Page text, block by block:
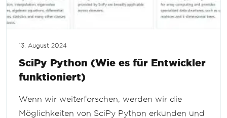
13. August 2024
SciPy Python (Wie es für Entwickler
funktioniert)
Wenn wir weiterforschen, werden wir die
Möglichkeiten von SciPy Python erkunden und